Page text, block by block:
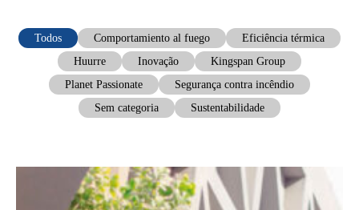
Todos Comportamiento al fuego
Eficiência térmica
Huurre
Inovação
Kingspan Group
Planet Passionate
Segurança contra incêndio
Sem categoria
Sustentabilidade